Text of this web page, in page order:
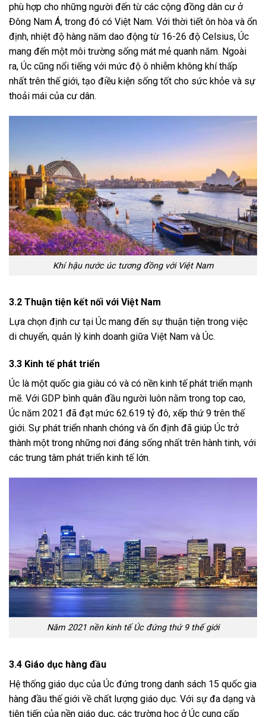
phù hợp cho những người đến từ các cộng đồng dân cư ở
Đông Nam Á, trong đó có Việt Nam. Với thời tiết ôn hòa và ổn
định, nhiệt độ hàng năm dao động từ 16-26 độ Celsius, Úc
mang đến một môi trường sống mát mẻ quanh năm. Ngoài
ra, Úc cũng nổi tiếng với mức độ ô nhiễm không khí thấp
nhất trên thế giới, tạo điều kiện sống tốt cho sức khỏe và sự
thoải mái của cư dân.
Khí hậu nước úc tương đồng với Việt Nam
3.2 Thuận tiện kết nối với Việt Nam
Lựa chọn định cư tại Úc mang đến sự thuận tiện trong việc
di chuyển, quản lý kinh doanh giữa Việt Nam và Úc.
3.3 Kinh tế phát triển
Úc là một quốc gia giàu có và có nền kinh tế phát triển mạnh
mẽ. Với GDP bình quân đầu người luôn nằm trong top cao,
Úc năm 2021 đã đạt mức 62.619 tỷ đô, xếp thứ 9 trên thế
giới. Sự phát triển nhanh chóng và ổn định đã giúp Úc trở
thành một trong những nơi đáng sống nhất trên hành tinh, với
các trung tâm phát triển kinh tế lớn.
Năm 2021 nền kinh tế Úc đứng thứ 9 thế giới
3.4 Giáo dục hàng đầu
Hệ thống giáo dục của Úc đứng trong danh sách 15 quốc gia
hàng đầu thế giới về chất lượng giáo dục. Với sự đa dạng và
tiên tiến của nền giáo dục, các trường học ở Úc cung cấp